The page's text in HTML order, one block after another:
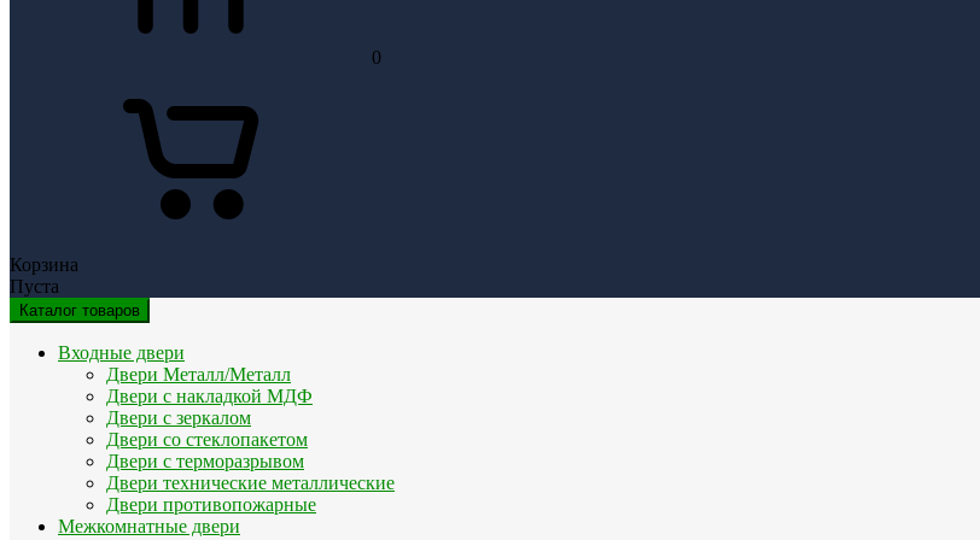
0
Корзина
Пуста
Каталог товаров
Входные двери
Двери Металл/Металл
Двери с накладкой МДФ
Двери с зеркалом
Двери со стеклопакетом
Двери с терморазрывом
Двери технические металлические
Двери противопожарные
Межкомнатные двери